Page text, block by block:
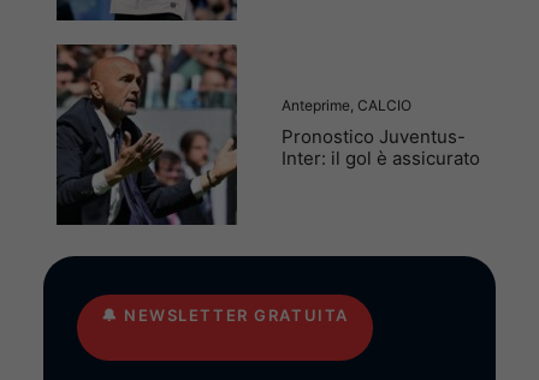
Anteprime CALCIO
Pronostico Juventus-
Inter: il gol è assicurato
🔔 NEWSLETTER GRATUITA